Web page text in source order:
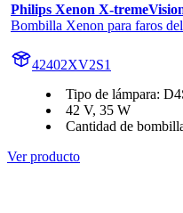
Philips Xenon X-
Bombilla Xenon para faros
42402XV2S1
Tipo de lámpara:
42 V, 35 W
Cantidad de
Ver producto